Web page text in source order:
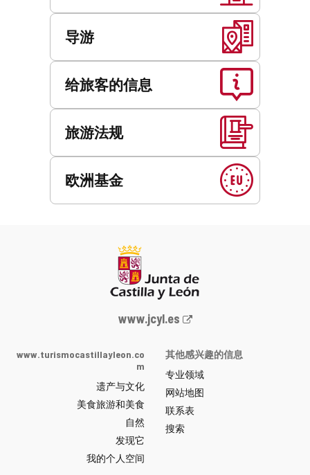
导游
给旅客的信息
旅游法规
欧洲基金
Junta
y
León
网
站
门
户
-
www.jcyl.es
www.turismocastillayleon.co
m
遗产与文化
美食旅游和美食
自然
发现它
我的个人空间
其他感兴趣的信息
专业领域
网站地图
联系表
搜索